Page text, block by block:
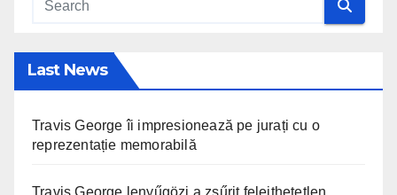
Last News
Travis George îi impresionează pe jurați cu o
reprezentație memorabilă
Travis George lenyűgözi a zsűrit felejthetetlen